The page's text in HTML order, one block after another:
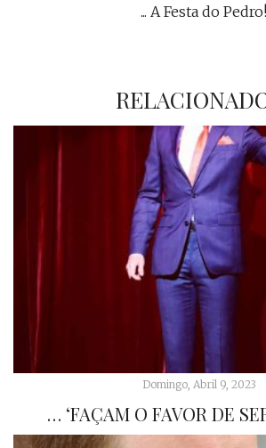
... A Festa do Pedro!
Domingo, Abril 9, 2023
… ‘FAÇAM O FAVOR DE